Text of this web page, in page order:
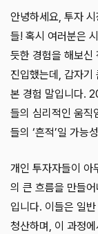
안녕하세요, 투자
들! 혹시 여러분은
듯한 경험을 해보신
진입했는데, 갑자기
본 경험 말입니다.
들의 심리적인 움직
들의 ‘흔적’일 가능
개인 투자자들이 아
의 큰 흐름을 만들
입니다. 이들은 일
청산하며, 이 과정